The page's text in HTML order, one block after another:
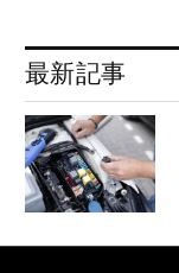
最新記事